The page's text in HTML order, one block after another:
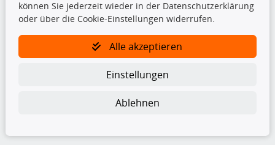
Stoßdämpfer
TecDoc Inside
können Sie jederzeit wieder in der Datenschutzerklärung
oder über die Cookie-Einstellungen widerrufen.
Alle akzeptieren
Einstellungen
Ablehnen